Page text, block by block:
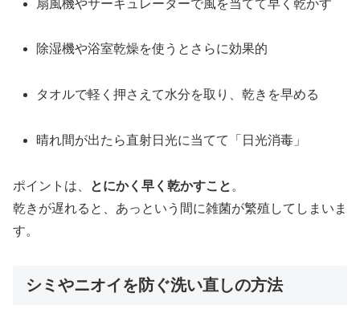
扇風機やサーキュレーターで風を当てて早く乾かす
除湿機や浴室乾燥を使うとさらに効果的
タオルで軽く押さえて水分を取り、乾きを早める
晴れ間が出たら直射日光に当てて「日光消毒」
ポイントは、 とにかく早く乾かすこと 。
乾きが遅れると、あっという間に雑菌が繁殖してしまいま
す。
シミやニオイを防ぐ洗い直しの方法